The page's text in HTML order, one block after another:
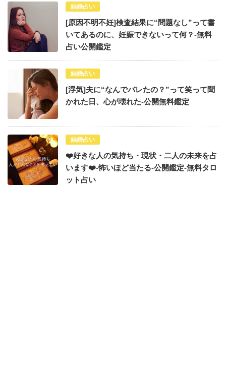
結婚占い
[原因不明不妊]検査結果に“問題なし”って書
いてあるのに、妊娠できないって何？-無料
占い公開鑑定
結婚占い
[浮気]夫に“なんでバレたの？”って笑って聞
かれた日、心が壊れた-公開無料鑑定
結婚占い
❤️好きな人の気持ち・現状・二人の未来を占
います❤️-怖いほど当たる-公開鑑定-無料タロ
ット占い